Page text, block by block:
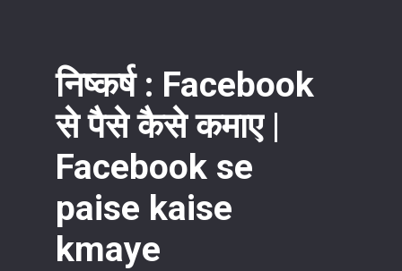
निष्कर्ष : Facebook
से पैसे कैसे कमाए |
Facebook se
paise kaise
kmaye